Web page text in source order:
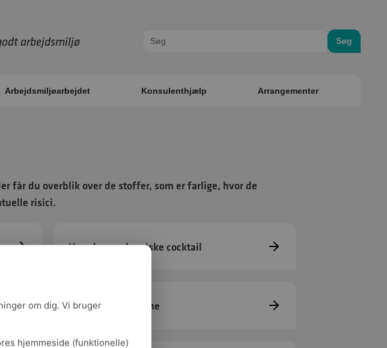
arbejdsmiljø Søg
Arbejdsmiljøarbejdet Konsulenthjælp Arrangementer
får du overblik over de stoffer, som er farlige, hvor de
risici.
Hverdagens kemiske cocktail
Kend faremærkerne
om dig. Vi bruger
hjemmeside (funktionelle)